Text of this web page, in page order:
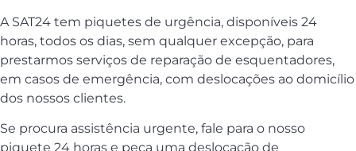
A SAT24 tem piquetes de urgência, disponíveis 24
horas, todos os dias, sem qualquer excepção, para
prestarmos serviços de reparação de esquentadores,
em casos de emergência, com deslocações ao domicílio
dos nossos clientes.
Se procura assistência urgente, fale para o nosso
piquete 24 horas e peça uma deslocação de